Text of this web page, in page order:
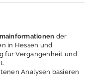
der
in Hessen und
für Vergangenheit und
Analysen basieren